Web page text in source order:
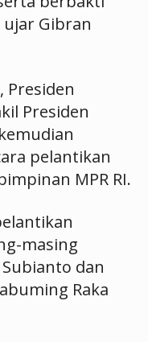
ujar Gibran
Presiden
Presiden
pelantikan
MPR RI.
masing
dan
Raka